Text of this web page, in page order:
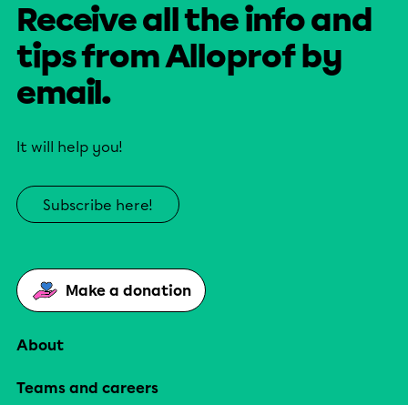
Receive all the info and
tips from Alloprof by
email.
It will help you!
Subscribe here!
Make a donation
About
Teams and careers